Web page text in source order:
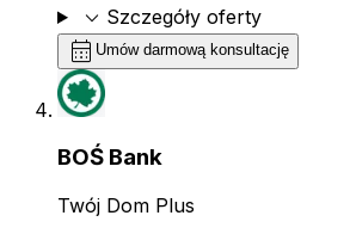
expand_more Szczegóły oferty
calendar_month Umów darmową konsultację
BOŚ Bank
Twój Dom Plus